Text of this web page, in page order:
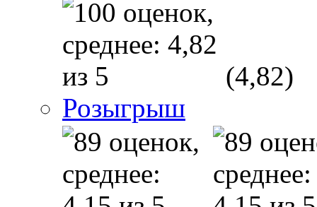
(4,82)
Розыгрыш